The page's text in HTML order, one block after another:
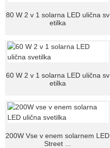
80 W 2 v 1 solarna LED ulična sv
etilka
60 W 2 v 1 solarna LED ulična sv
etilka
200W Vse v enem solarnem LED
Street ...